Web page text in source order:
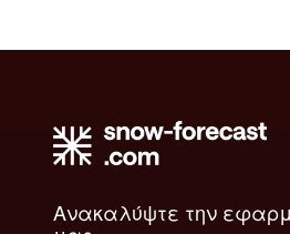
Ανακαλύψτε την εφαρμογή